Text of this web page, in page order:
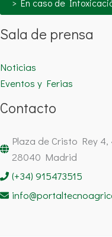
> En caso de
Sala de prensa
Noticias
Eventos y Ferias
Contacto
Plaza de Cristo Rey
28040 Madrid
(+34) 915473515